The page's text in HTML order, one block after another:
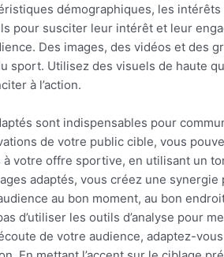
démographiques, les
pour susciter leur intérêt et leur
Des images, des vidéos et
sport. Utilisez des visuels de haute
à l’action.
sont indispensables pour
de votre public cible, vous
votre offre sportive, en utilisant un
adaptés, vous créez une
au bon moment, au bon
d’utiliser les outils d’analyse pour
de votre audience, adaptez-